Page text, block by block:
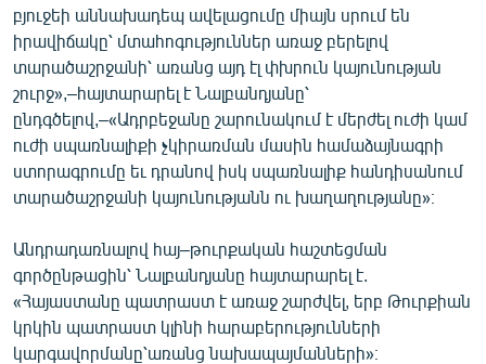
ՏԵՍԱՆՅՈՒԹԵՐ
ԲԱՆԱՎԵՃ
ՁԳՏԵԼՈՎ ԼԱՎԱԳՈՒՅՆԻՆ
ՓՈԴՔԱՍԹ
Հայերեն
Русский
ՀԵՏԵՎԵՔ ՄԵԶ
բյուջեի աննախադեպ ավելացումը միայն սրում են
իրավիճակը՝ մտահոգություններ առաջ բերելով
տարածաշրջանի՝ առանց այդ էլ փխրուն կայունության
շուրջ»,–հայտարարել է Նալբանդյանը՝
ընդգծելով,–«Ադրբեջանը շարունակում է մերժել ուժի կամ
ուժի սպառնալիքի չկիրառման մասին համաձայնագրի
ստորագրումը եւ դրանով իսկ սպառնալիք հանդիսանում
տարածաշրջանի կայունությանն ու խաղաղությանը»։
Անդրադառնալով հայ–թուրքական հաշտեցման
գործընթացին՝ Նալբանդյանը հայտարարել է.
«Հայաստանը պատրաստ է առաջ շարժվել, երբ Թուրքիան
կրկին պատրաստ կլինի հարաբերությունների
կարգավորմանը՝առանց նախապայմանների»։